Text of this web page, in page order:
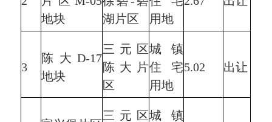
地块
湖片区
用地
3
陈大D-17
地块
三元区
陈大片
区
城镇
住宅
用地
5.02 出让
三元区城镇